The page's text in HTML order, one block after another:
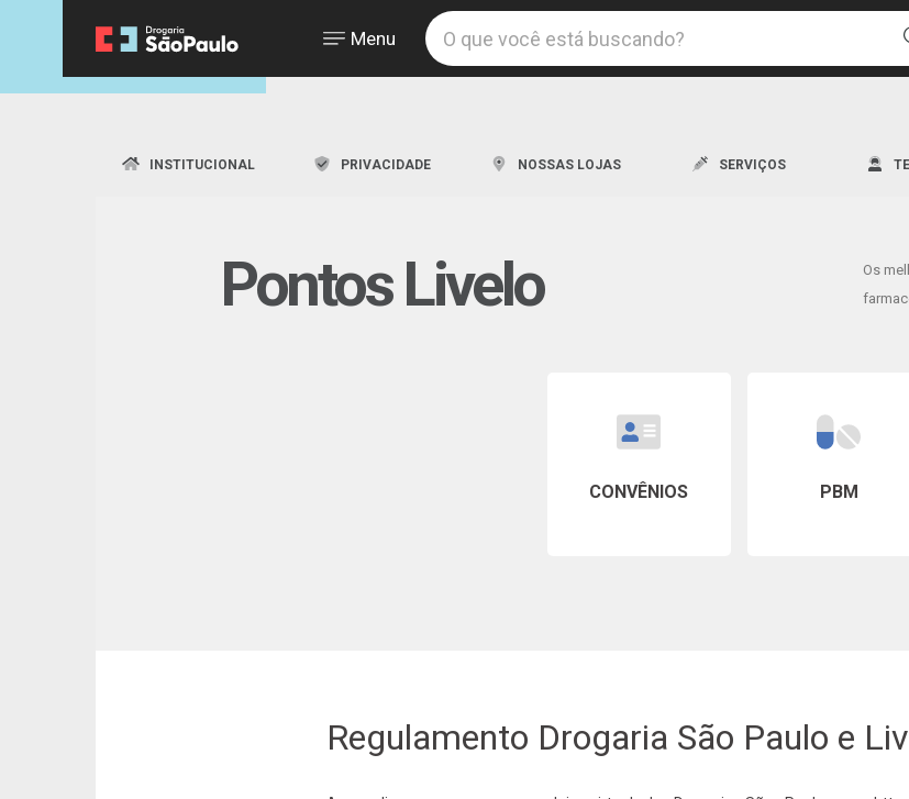
Menu
INSTITUCIONAL PRIVACIDADE NOSSAS LOJAS SERVIÇOS
Pontos Livelo
Os
CONVÊNIOS PBM
Regulamento Drogaria São Paulo e